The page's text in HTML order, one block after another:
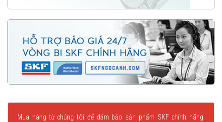
Mua hàng từ chúng tôi để đảm bảo sản phẩm SKF chính hãng.